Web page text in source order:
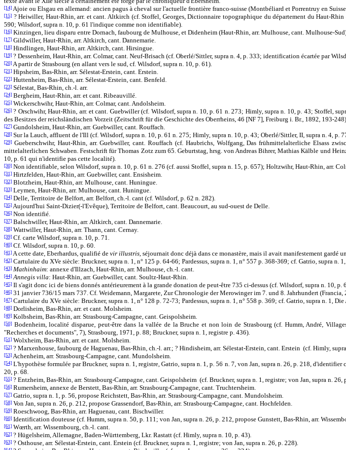
[14] Ajoie ou Elsgau en allemand: ancien pagus à cheval sur l'actuelle frontière franco-suisse (Montbéliard et Porrentruy en
[15] ? Heiwiller, Haut-Rhin, arr. et cant. Altkirch (cf. Stoffel, Georges, Dictionnaire topographique du département du Haut-
590; Wilsdorf, supra n. 10, p. 61 l'indique comme non identifiable).
[16] Kinzingen, lieu disparu entre Dornach, faubourg de Mulhouse, et Didenheim (Haut-Rhin, arr. Mulhouse, cant. Mulhouse-
[17] Gildwiller, Haut-Rhin, arr. Altkirch, cant. Dannemarie.
[18] Hindlingen, Haut-Rhin, arr. Altkirch, cant. Hirsingue.
[19] ? Dessenheim, Haut-Rhin, arr. Colmar, cant. Neuf-Brisach (cf. Oberlé/Sittler, supra n. 4, p. 333; identification écartée par
[20] A partir de Strasbourg (en allant vers le sud, cf. Wilsdorf, supra n. 10, p. 61).
[21] Hipsheim, Bas-Rhin, arr. Sélestat-Erstein, cant. Erstein.
[22] Huttenheim, Bas-Rhin, arr. Sélestat-Erstein, cant. Benfeld.
[23] Sélestat, Bas-Rhin, ch.-l. arr.
[24] Bergheim, Haut-Rhin, arr. et cant. Ribeauvillé.
[25] Wickerschwihr, Haut-Rhin, arr. Colmar, cant. Andolsheim.
[26] ? Orschwihr, Haut-Rhin, arr. et cant. Guebwiller (cf. Wilsdorf, supra n. 10, p. 61 n. 273; Himly, supra n. 10, p. 43; Stoffel,
des Besitzes der reichsländischen Vorzeit (Zeitschrift für die Geschichte des Oberrheins, 46 [NF 7], Freiburg i. Br., 1892, 193-
[27] Gundolsheim, Haut-Rhin, arr. Guebwiller, cant. Rouffach.
[28] Sur la Lauch, affluent de l'Ill (cf. Wilsdorf, supra n. 10, p. 61 n. 275; Himly, supra n. 10, p. 43; Oberlé/Sittler, II, supra n. 4, p.
[29] Gueberschwihr, Haut-Rhin, arr. Guebwiller, cant. Rouffach (cf. Haubrichs, Wolfgang, Das frühmittelalterliche Elsass
mittelalterlichen Schwaben. Festschrift für Thomas Zotz zum 65. Geburtstag, hrsg. von Andreas Bihrer, Mathias Kälble und
10, p. 61 qui n'identifie pas cette localité).
[30] Non identifiable, selon Wilsdorf, supra n. 10, p. 61 n. 276 (cf. aussi Stoffel, supra n. 15, p. 657); Holtzwihr, Haut-Rhin, arr.
[31] Hirtzfelden, Haut-Rhin, arr. Guebwiller, cant. Ensisheim.
[32] Blotzheim, Haut-Rhin, arr. Mulhouse, cant. Huningue.
[33] Leymen, Haut-Rhin, arr. Mulhouse, cant. Huningue.
[34] Delle, Territoire de Belfort, arr. Belfort, ch.-l. cant (cf. Wilsdorf, p. 62 n. 282).
[35] Aujourd'hui Saint-Dizier(-l'Evêque), Territoire de Belfort, cant. Beaucourt, au sud-ouest de Delle.
[36] Non identifié.
[37] Balschwiller, Haut-Rhin, arr. Altkirch, cant. Dannemarie.
[38] Wattwiller, Haut-Rhin, arr. Thann, cant. Cernay.
[39] Cf. carte Wilsdorf, supra n. 10, p. 71.
[40] Cf. Wilsdorf, supra n. 10, p. 60.
[41] A cette date, Eberhardus, qualifié de vir illustris , séjournait donc déjà dans ce monastère, mais il avait manifestement
[42] Cartulaire du XVe siècle: Bruckner, supra n. 1, n° 125 p. 64-66; Pardessus, supra n. 1, n° 557 p. 368-369; cf. Gatrio, supra n. 1,
[43] Mathinhaim: annexe d'Illzach, Haut-Rhin, arr. Mulhouse, ch.-l. cant.
[44] Annegis villa: Haut-Rhin, arr. Guebwiller, cant. Soultz-Haut-Rhin.
[45] Il s'agit donc ici de biens donnés antérieurement à la grande donation de peut-être 735 ci-dessus (cf. Wilsdorf, supra n. 10, p.
[46] 31 janvier 736/15 mars 737. Cf. Weidemann, Margarete, Zur Chronologie der Merowinger im 7. und 8. Jahrhundert
[47] Cartulaire du XVe siècle: Bruckner, supra n. 1, n° 128 p. 72-73; Pardessus, supra n. 1, n° 558 p. 369; cf. Gatrio, supra n. 1,
[48] Dorlisheim, Bas-Rhin, arr. et cant. Molsheim.
[49] Kolbsheim, Bas-Rhin, arr. Strasbourg-Campagne, cant. Geispolsheim.
[50] Bodenheim, localité disparue, peut-être dans la vallée de la Bruche et non loin de Strasbourg (cf. Humm, André,
"Recherches et documents", 7), Strasbourg, 1971, p. 88; Bruckner, supra n. 1, registre p. 436).
[51] Wolxheim, Bas-Rhin, arr. et cant. Molsheim.
[52] ? Marxenhouse, faubourg de Haguenau, Bas-Rhin, ch.-l. arr.; ? Hindisheim, arr. Sélestat-Erstein, cant. Erstein (cf. Himly,
[53] Achenheim, arr. Strasbourg-Campagne, cant. Mundolsheim.
[54] L'hypothèse formulée par Bruckner, supra n. 1, registre, Gatrio, supra n. 1, p. 56 n. 7, von Jan, supra n. 26, p. 218,
20, p. 68.
[55] ? Entzheim, Bas-Rhin, arr. Strasbourg-Campagne, cant. Geispolsheim (cf. Bruckner, supra n. 1, registre; von Jan, supra n. 26,
[56] Rumersheim, annexe de Berstett, Bas-Rhin, arr. Strasbourg-Campagne, cant. Truchtersheim.
[57] Gatrio, supra n. 1, p. 56, propose Reichstett, Bas-Rhin, arr. Strasbourg-Campagne, cant. Mundolsheim.
[58] Von Jan, supra n. 26, p. 212, propose Grassendorf, Bas-Rhin, arr. Strasbourg-Campagne, cant. Hochfelden.
[59] Roeschwoog, Bas-Rhin, arr. Haguenau, cant. Bischwiller.
[60] Identification douteuse (cf. Humm, supra n. 50, p. 111; von Jan, supra n. 26, p. 212, propose Gunstett, Bas-Rhin, arr.
[61] Wœrth, arr. Wissembourg, ch.-l. cant.
[62] ? Hügelsheim, Allemagne, Baden-Württemberg, Lkr. Rastatt (cf. Himly, supra n. 10, p. 43).
[63] ? Osthouse, arr. Sélestat-Erstein, cant. Erstein (cf. Bruckner, supra n. 1, registre; von Jan, supra n. 26, p. 228).